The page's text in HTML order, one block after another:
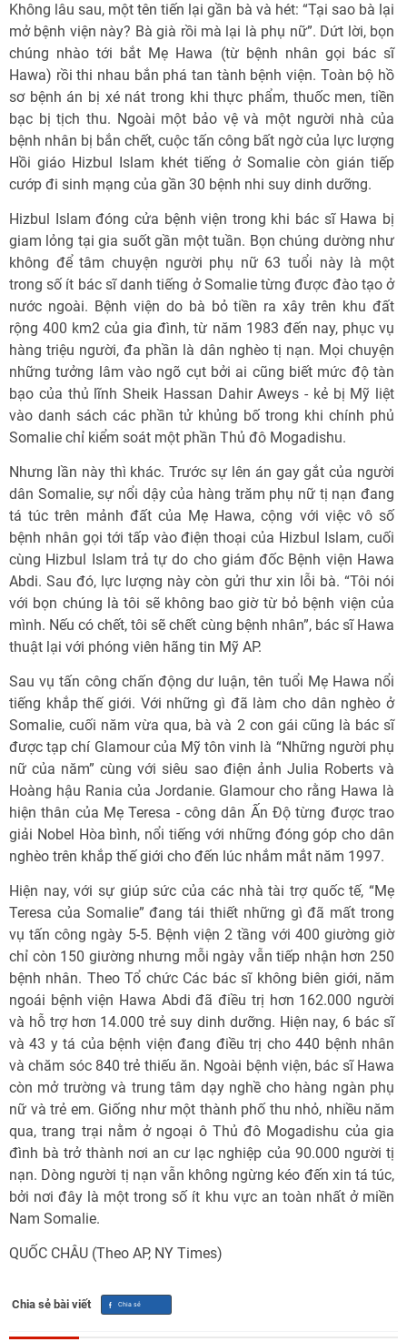
Không lâu sau, một tên tiến lại gần bà và hét: “Tại sao bà lại
mở bệnh viện này? Bà già rồi mà lại là phụ nữ”. Dứt lời, bọn
chúng nhào tới bắt Mẹ Hawa (từ bệnh nhân gọi bác sĩ
Hawa) rồi thi nhau bắn phá tan tành bệnh viện. Toàn bộ hồ
sơ bệnh án bị xé nát trong khi thực phẩm, thuốc men, tiền
bạc bị tịch thu. Ngoài một bảo vệ và một người nhà của
bệnh nhân bị bắn chết, cuộc tấn công bất ngờ của lực lượng
Hồi giáo Hizbul Islam khét tiếng ở Somalie còn gián tiếp
cướp đi sinh mạng của gần 30 bệnh nhi suy dinh dưỡng.
Hizbul Islam đóng cửa bệnh viện trong khi bác sĩ Hawa bị
giam lỏng tại gia suốt gần một tuần. Bọn chúng dường như
không để tâm chuyện người phụ nữ 63 tuổi này là một
trong số ít bác sĩ danh tiếng ở Somalie từng được đào tạo ở
nước ngoài. Bệnh viện do bà bỏ tiền ra xây trên khu đất
rộng 400 km2 của gia đình, từ năm 1983 đến nay, phục vụ
hàng triệu người, đa phần là dân nghèo tị nạn. Mọi chuyện
những tưởng lâm vào ngõ cụt bởi ai cũng biết mức độ tàn
bạo của thủ lĩnh Sheik Hassan Dahir Aweys - kẻ bị Mỹ liệt
vào danh sách các phần tử khủng bố trong khi chính phủ
Somalie chỉ kiểm soát một phần Thủ đô Mogadishu.
Nhưng lần này thì khác. Trước sự lên án gay gắt của người
dân Somalie, sự nổi dậy của hàng trăm phụ nữ tị nạn đang
tá túc trên mảnh đất của Mẹ Hawa, cộng với việc vô số
bệnh nhân gọi tới tấp vào điện thoại của Hizbul Islam, cuối
cùng Hizbul Islam trả tự do cho giám đốc Bệnh viện Hawa
Abdi. Sau đó, lực lượng này còn gửi thư xin lỗi bà. “Tôi nói
với bọn chúng là tôi sẽ không bao giờ từ bỏ bệnh viện của
mình. Nếu có chết, tôi sẽ chết cùng bệnh nhân”, bác sĩ Hawa
thuật lại với phóng viên hãng tin Mỹ AP.
Sau vụ tấn công chấn động dư luận, tên tuổi Mẹ Hawa nổi
tiếng khắp thế giới. Với những gì đã làm cho dân nghèo ở
Somalie, cuối năm vừa qua, bà và 2 con gái cũng là bác sĩ
được tạp chí Glamour của Mỹ tôn vinh là “Những người phụ
nữ của năm” cùng với siêu sao điện ảnh Julia Roberts và
Hoàng hậu Rania của Jordanie. Glamour cho rằng Hawa là
hiện thân của Mẹ Teresa - công dân Ấn Độ từng được trao
giải Nobel Hòa bình, nổi tiếng với những đóng góp cho dân
nghèo trên khắp thế giới cho đến lúc nhắm mắt năm 1997.
Hiện nay, với sự giúp sức của các nhà tài trợ quốc tế, “Mẹ
Teresa của Somalie” đang tái thiết những gì đã mất trong
vụ tấn công ngày 5-5. Bệnh viện 2 tầng với 400 giường giờ
chỉ còn 150 giường nhưng mỗi ngày vẫn tiếp nhận hơn 250
bệnh nhân. Theo Tổ chức Các bác sĩ không biên giới, năm
ngoái bệnh viện Hawa Abdi đã điều trị hơn 162.000 người
và hỗ trợ hơn 14.000 trẻ suy dinh dưỡng. Hiện nay, 6 bác sĩ
và 43 y tá của bệnh viện đang điều trị cho 440 bệnh nhân
và chăm sóc 840 trẻ thiếu ăn. Ngoài bệnh viện, bác sĩ Hawa
còn mở trường và trung tâm dạy nghề cho hàng ngàn phụ
nữ và trẻ em. Giống như một thành phố thu nhỏ, nhiều năm
qua, trang trại nằm ở ngoại ô Thủ đô Mogadishu của gia
đình bà trở thành nơi an cư lạc nghiệp của 90.000 người tị
nạn. Dòng người tị nạn vẫn không ngừng kéo đến xin tá túc,
bởi nơi đây là một trong số ít khu vực an toàn nhất ở miền
Nam Somalie.
QUỐC CHÂU (Theo AP, NY Times)
Chia sẻ bài viết